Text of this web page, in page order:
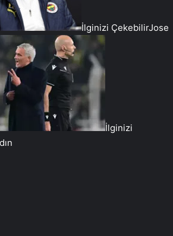
İlginizi ÇekebilirJose
İlginizi